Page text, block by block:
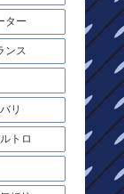
ター
ンス
リ
トロ